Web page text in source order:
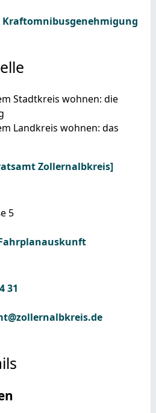
Kraftomnibusgenehmigung
Stadtkreis wohnen: die
Landkreis wohnen: das
Zollernalbkreis]
5
31